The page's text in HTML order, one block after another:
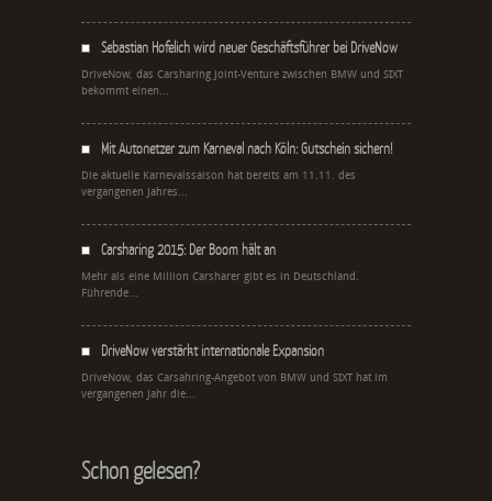
Sebastian Hofelich wird neuer Geschäftsführer bei DriveNow
DriveNow, das Carsharing Joint-Venture zwischen BMW und SIXT
bekommt einen...
Mit Autonetzer zum Karneval nach Köln: Gutschein sichern!
Die aktuelle Karnevalssaison hat bereits am 11.11. des
vergangenen Jahres...
Carsharing 2015: Der Boom hält an
Mehr als eine Million Carsharer gibt es in Deutschland.
Führende...
DriveNow verstärkt internationale Expansion
DriveNow, das Carsahring-Angebot von BMW und SIXT hat im
vergangenen Jahr die...
Schon gelesen?